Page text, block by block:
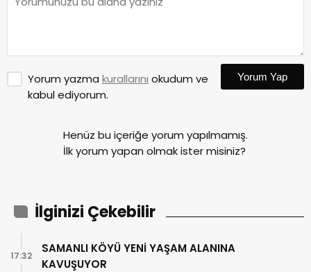
Yorum yazma kurallarını okudum ve
kabul ediyorum.
Yorum Yap
Henüz bu içeriğe yorum yapılmamış.
İlk yorum yapan olmak ister misiniz?
İlginizi Çekebilir
SAMANLI KÖYÜ YENİ YAŞAM ALANINA
KAVUŞUYOR
17:32